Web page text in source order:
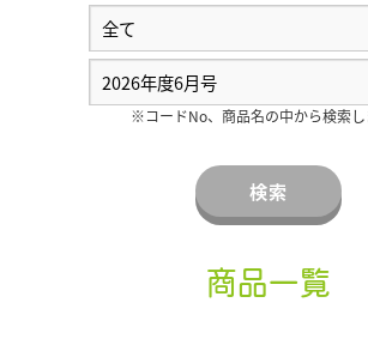
※コードNo、商品名の中から検索し
検索
商品一覧